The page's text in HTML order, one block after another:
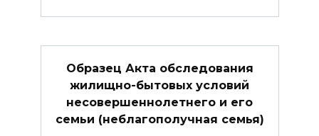
Образец Акта обследования
жилищно-бытовых условий
несовершеннолетнего и его
семьи (неблагополучная семья)